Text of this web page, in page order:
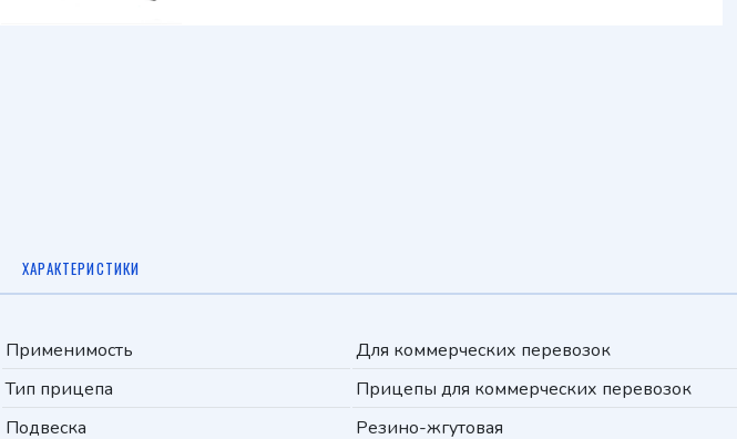
ХАРАКТЕРИСТИКИ
Применимость
Для коммерческих перевозок
Тип прицепа
Прицепы для коммерческих перевозок
Подвеска
Резино-жгутовая